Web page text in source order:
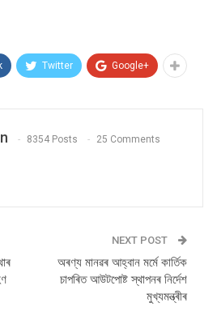
Twitter Google+
8354 Posts 25 Comments
NEXT POST
অৰণ্য মানৱৰ আহ্বান মৰ্মে কাৰ্তিক
চাপৰিত আউটপোষ্ট স্থাপনৰ নিৰ্দেশ
মুখ্যমন্ত্ৰীৰ